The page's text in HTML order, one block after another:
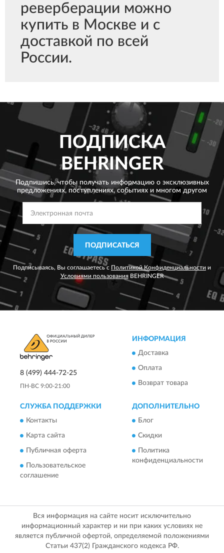
реверберации можно
купить в Москве и с
доставкой по всей
России.
ПОДПИСКА
BEHRINGER
Подпишись, чтобы получать информацию о эксклюзивных
предложениях, поступлениях, событиях и многом другом
ПОДПИСАТЬСЯ
Подписываясь, Вы соглашаетесь с Политикой Конфиденциальности и
Условиями пользованияBEHRINGER
8 (499) 444-72-25
ПН-ВС 9:00-21:00
ИНФОРМАЦИЯ
Доставка
Оплата
Возврат товара
СЛУЖБА ПОДДЕРЖКИ
Контакты
Карта сайта
Публичная оферта
Пользовательское
соглашение
ДОПОЛНИТЕЛЬНО
Блог
Скидки
Политика
конфиденциальности
Вся информация на сайте носит исключительно
информационный характер и ни при каких условиях не
является публичной офертой, определяемой положениями
Статьи 437(2) Гражданского кодекса РФ.